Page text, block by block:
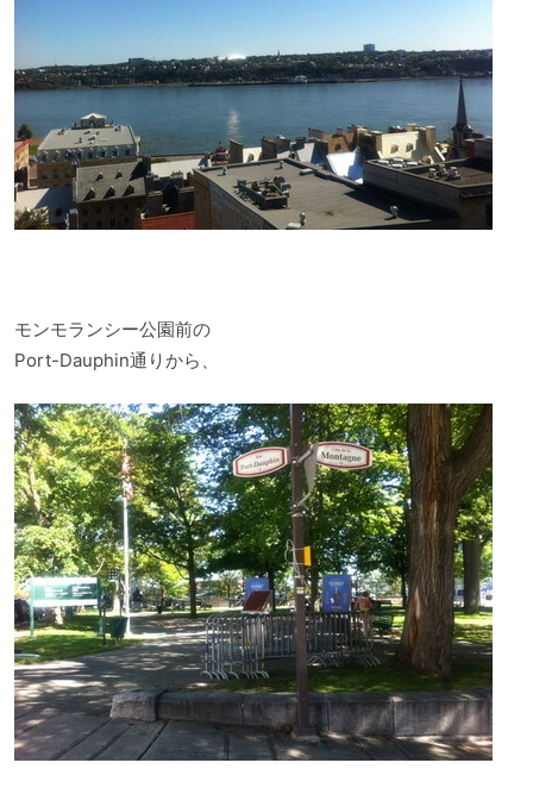
モンモランシー公園前の
Port-Dauphin通りから、